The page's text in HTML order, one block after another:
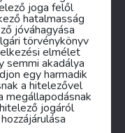
joga felől
hatalmasság
jóváhagyása
törvénykönyv
elmélet
semmi akadálya
egy harmadik
a hitelezővel
megállapodásnak
jogáról